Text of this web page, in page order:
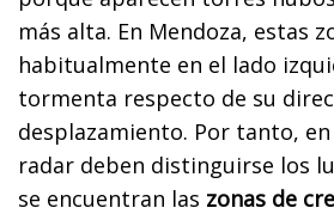
más alta. En Mendoza, estas
habitualmente en el lado
tormenta respecto de su
desplazamiento. Por tanto,
radar deben distinguirse los
se encuentran las zonas de